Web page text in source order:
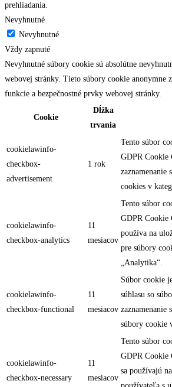
prehliadania.
Nevyhnutné
Nevyhnutné
Vždy zapnuté
Nevyhnutné súbory cookie sú absolútne
webovej stránky. Tieto súbory cookie anonymne
funkcie a bezpečnostné prvky webovej stránky.
Cookie
Dĺžka
trvania
cookielawinfo-
checkbox-
advertisement
1 rok
Tento súbor
GDPR Cookie
zaznamenanie
cookies v
cookielawinfo-
checkbox-analytics
11
mesiacov
Tento súbor
GDPR Cookie
používa na
pre súbory
„Analytika“.
cookielawinfo-
checkbox-functional
11
mesiacov
Súbor cookie
súhlasu so
zaznamenanie
súbory cookie
cookielawinfo-
checkbox-necessary
11
mesiacov
Tento súbor
GDPR Cookie
sa používajú